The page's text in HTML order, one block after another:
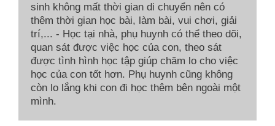
sinh không mất thời gian di chuyển nên có
thêm thời gian học bài, làm bài, vui chơi, giải
trí,... - Học tại nhà, phụ huynh có thể theo dõi,
quan sát được việc học của con, theo sát
được tình hình học tập giúp chăm lo cho việc
học của con tốt hơn. Phụ huynh cũng không
còn lo lắng khi con đi học thêm bên ngoài một
mình.